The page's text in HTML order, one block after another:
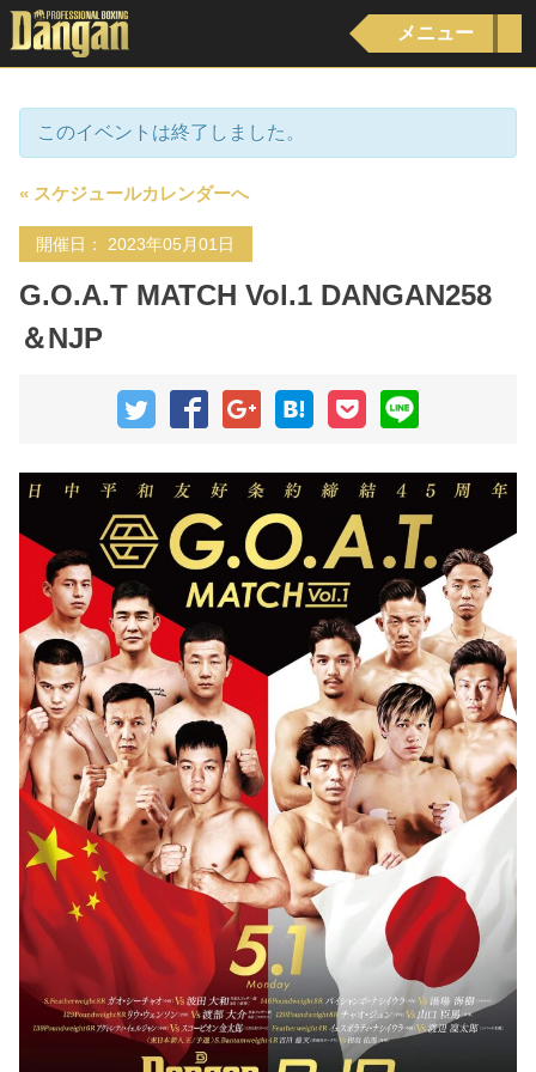
メニュー
このイベントは終了しました。
« スケジュールカレンダーへ
開催日： 2023年05月01日
G.O.A.T MATCH Vol.1 DANGAN258
＆NJP